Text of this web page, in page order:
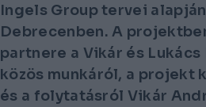
Ingels Group tervei
Debrecenben. A
partnere a Vikár és Lukács
közös munkáról, a projekt
és a folytatásról Vikár